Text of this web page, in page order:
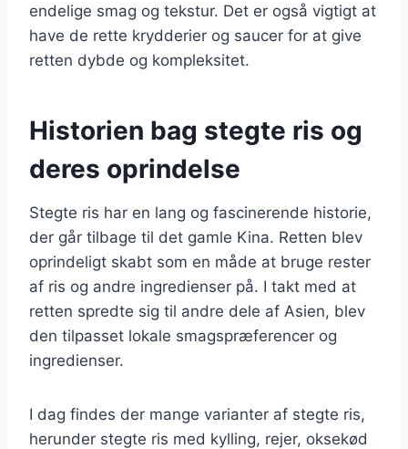
endelige smag og tekstur. Det er også vigtigt at
have de rette krydderier og saucer for at give
retten dybde og kompleksitet.
Historien bag stegte ris og
deres oprindelse
Stegte ris har en lang og fascinerende historie,
der går tilbage til det gamle Kina. Retten blev
oprindeligt skabt som en måde at bruge rester
af ris og andre ingredienser på. I takt med at
retten spredte sig til andre dele af Asien, blev
den tilpasset lokale smagspræferencer og
ingredienser.
I dag findes der mange varianter af stegte ris,
herunder stegte ris med kylling, rejer, oksekød